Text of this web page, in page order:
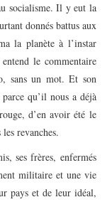
socialisme. Il y eut la
donnés battus aux
la planète à l’instar
le commentaire
sans un mot. Et son
qu’il nous a déjà
d’en avoir été le
revanches.
ses frères, enfermés
militaire et une vie
pays et de leur idéal,